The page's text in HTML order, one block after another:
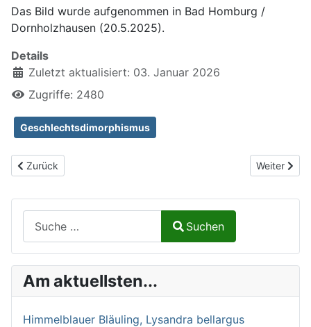
Das Bild wurde aufgenommen in Bad Homburg /
Dornholzhausen (20.5.2025).
Details
Zuletzt aktualisiert: 03. Januar 2026
Zugriffe: 2480
Geschlechtsdimorphismus
Vorheriger Beitrag: Deutsche Skorpionsfliege, Panorpa
Zurück Nächster
Weiter
Suchen
Am aktuellsten...
Himmelblauer Bläuling, Lysandra bellargus